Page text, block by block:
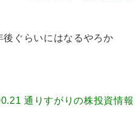
ぐらいにはなるやろか
通りすがりの株投資情報